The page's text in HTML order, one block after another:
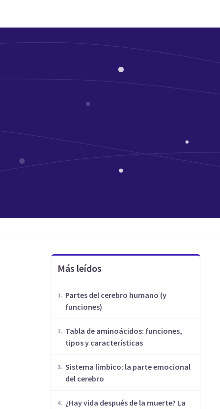
Más leídos
Partes del cerebro humano (y
funciones)
​Tabla de aminoácidos: funciones,
tipos y características
Sistema límbico: la parte emocional
del cerebro
¿Hay vida después de la muerte? La